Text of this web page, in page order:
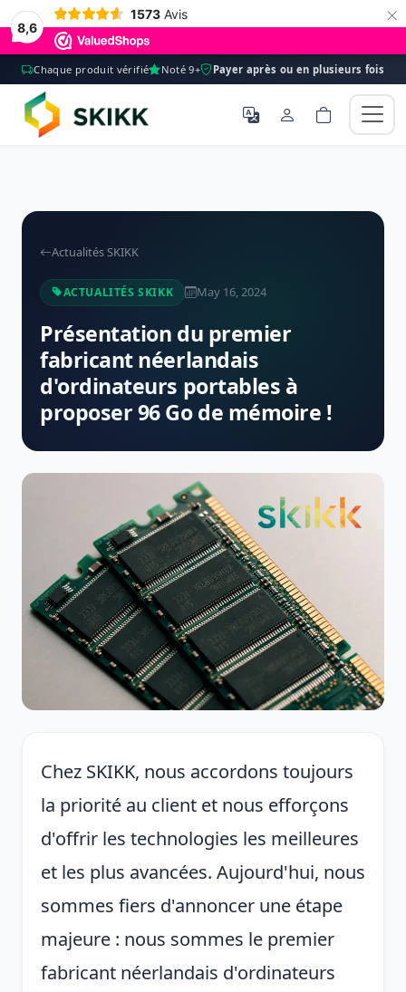
8,6
1573 Avis ×
Chaque produit vérifié Noté 9+ Payer après ou en plusieurs fois
Actualités SKIKK
ACTUALITÉS SKIKK May 16, 2024
Présentation du premier
fabricant néerlandais
d'ordinateurs portables à
proposer 96 Go de mémoire !
Chez SKIKK, nous accordons toujours
la priorité au client et nous efforçons
d'offrir les technologies les meilleures
et les plus avancées. Aujourd'hui, nous
sommes fiers d'annoncer une étape
majeure : nous sommes le premier
fabricant néerlandais d'ordinateurs